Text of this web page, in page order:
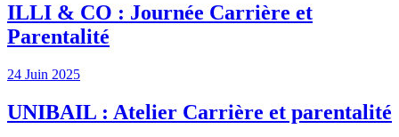
ILLI & CO : Journée Carrière et
Parentalité
24 Juin 2025
UNIBAIL : Atelier Carrière et parentalité